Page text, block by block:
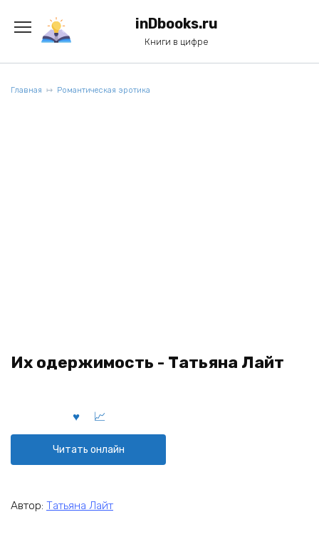
содержанию
inDbooks.ru
Книги в цифре
Главная Романтическая эротика
Их одержимость - Татьяна Лайт
Читать онлайн
Автор: Татьяна Лайт